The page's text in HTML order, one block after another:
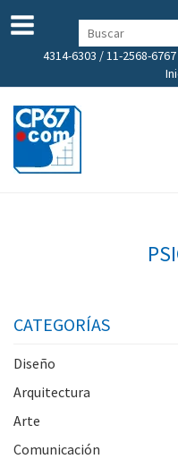
4314-6303 / 11-2568-
CATEGORÍAS
Diseño
Arquitectura
Arte
Comunicación